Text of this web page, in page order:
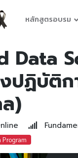
หลักสูตรอบรม
Data
ปฏิบัติ
)
Program